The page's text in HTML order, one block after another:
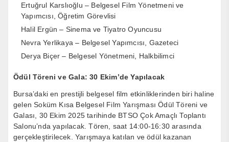
Ertuğrul Karslıoğlu – Belgesel Film Yönetmeni ve
Yapımcısı, Öğretim Görevlisi
Halil Ergün – Sinema ve Tiyatro Oyuncusu
Nevra Yerlikaya – Belgesel Yapımcısı, Gazeteci
Derya Biçer – Belgesel Yönetmeni, Halkbilimci
Ödül Töreni ve Gala: 30 Ekim’de Yapılacak
Bursa’daki en prestijli belgesel film etkinliklerinden biri haline
gelen Soküm Kısa Belgesel Film Yarışması Ödül Töreni ve
Galası, 30 Ekim 2025 tarihinde BTSO Çok Amaçlı Toplantı
Salonu’nda yapılacak. Tören, saat 14:00-16:30 arasında
gerçekleştirilecek. Yarışmaya katılan ve ödül kazanan